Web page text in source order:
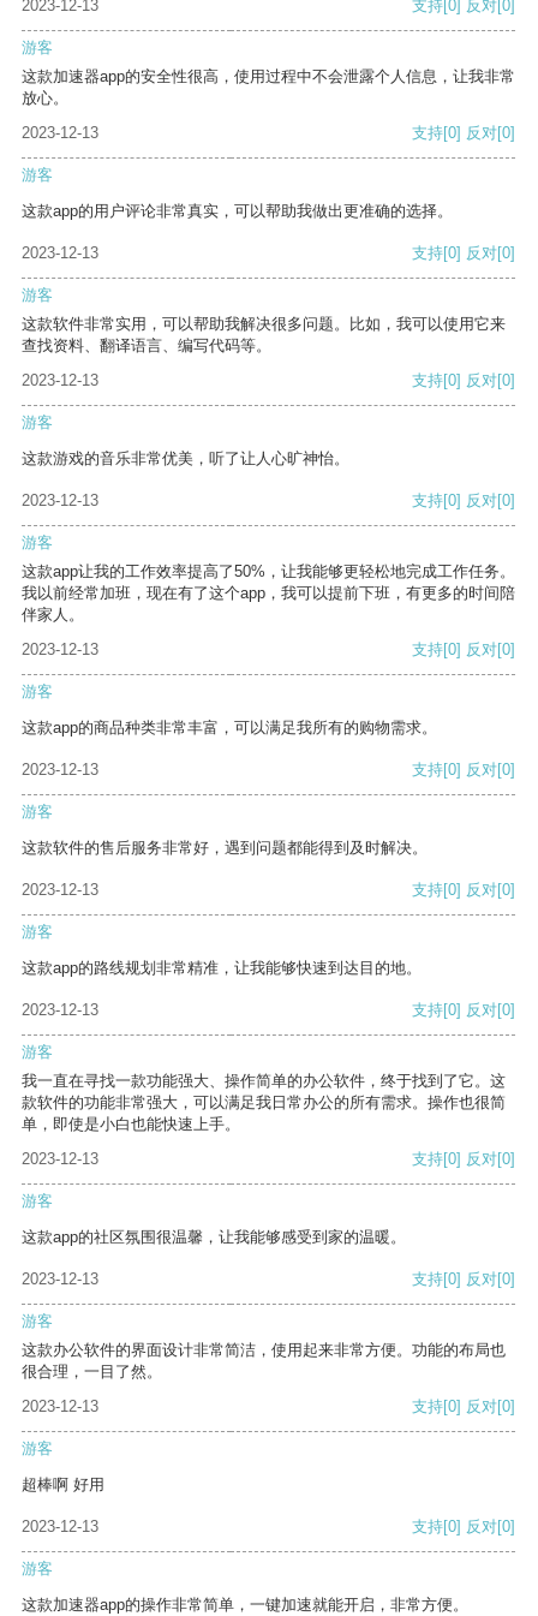
2023-12-13 支持 [0] 反对 [0]
游客
这款加速器app的安全性很高，使用过程中不会泄露个人信息，让我非常
放心。
2023-12-13
支持[0] 反对[0]
游客
这款app的用户评论非常真实，可以帮助我做出更准确的选择。
2023-12-13 支持[0] 反对[0]
游客
这款软件非常实用，可以帮助我解决很多问题。比如，我可以使用它来
查找资料、翻译语言、编写代码等。
2023-12-13
支持[0] 反对[0]
游客
这款游戏的音乐非常优美，听了让人心旷神怡。
2023-12-13 支持[0] 反对[0]
游客
这款app让我的工作效率提高了50%，让我能够更轻松地完成工作任务。
我以前经常加班，现在有了这个app，我可以提前下班，有更多的时间陪
伴家人。
2023-12-13
支持[0] 反对[0]
游客
这款app的商品种类非常丰富，可以满足我所有的购物需求。
2023-12-13 支持[0] 反对[0]
游客
这款软件的售后服务非常好，遇到问题都能得到及时解决。
2023-12-13 支持[0] 反对[0]
游客
这款app的路线规划非常精准，让我能够快速到达目的地。
2023-12-13 支持[0] 反对[0]
游客
我一直在寻找一款功能强大、操作简单的办公软件，终于找到了它。这
款软件的功能非常强大，可以满足我日常办公的所有需求。操作也很简
单，即使是小白也能快速上手。
2023-12-13
支持[0] 反对[0]
游客
这款app的社区氛围很温馨，让我能够感受到家的温暖。
2023-12-13 支持[0] 反对[0]
游客
这款办公软件的界面设计非常简洁，使用起来非常方便。功能的布局也
很合理，一目了然。
2023-12-13
支持[0] 反对[0]
游客
超棒啊 好用
2023-12-13 支持[0] 反对[0]
游客
这款加速器app的操作非常简单，一键加速就能开启，非常方便。